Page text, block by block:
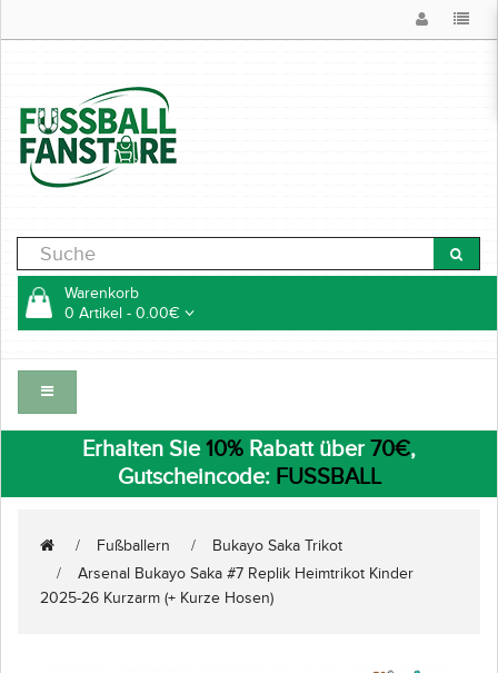
Warenkorb
0 Artikel - 0.00€
Erhalten Sie10% Rabatt über 70€,
Gutscheincode: FUSSBALL
Fußballern
Bukayo Saka Trikot
Arsenal Bukayo Saka #7 Replik Heimtrikot Kinder
2025-26 Kurzarm (+ Kurze Hosen)